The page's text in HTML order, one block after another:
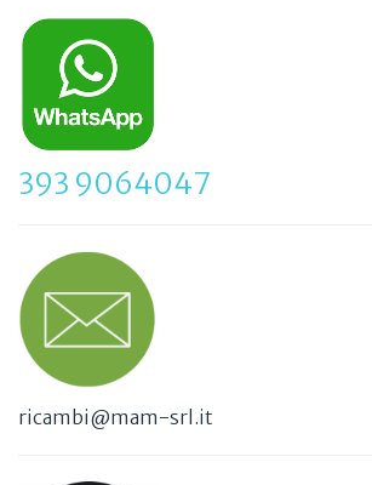
393 9064047
ricambi@mam-srl.it